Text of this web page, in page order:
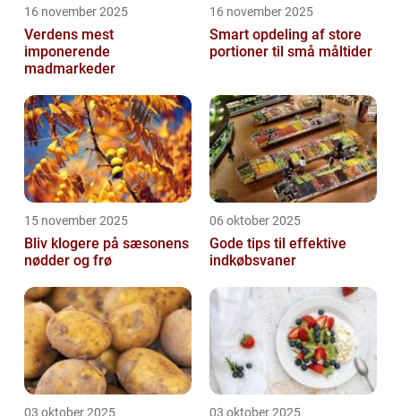
16 november 2025
Verdens mest
imponerende
madmarkeder
16 november 2025
Smart opdeling af store
portioner til små måltider
15 november 2025
Bliv klogere på sæsonens
nødder og frø
06 oktober 2025
Gode tips til effektive
indkøbsvaner
03 oktober 2025 03 oktober 2025